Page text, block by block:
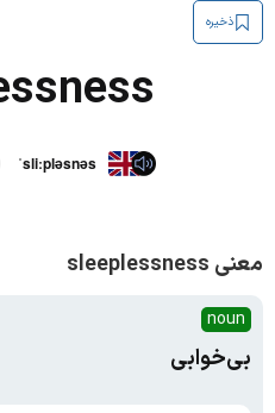
ذخیره
ˈsliːpləsnəs
معنی sleeplessness
noun
بی‌خوابی